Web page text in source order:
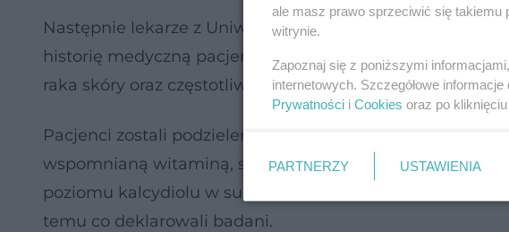
Następnie lekarze z Uniwersytetu Wschodniej Finlandii
historię medyczną pacjentów oraz zbadali ich skórę.
raka skóry oraz częstotliwości suplementowania
Pacjenci zostali podzieleni w tym względzie na trzy
wspomnianą witaminą, stosujących sporadycznie oraz
poziomu kalcydiolu w surowicy. Wyniki potwierdziły, że
temu co deklarowali badani.
ale masz prawo sprzeciwić się takiemu
witrynie.
Zapoznaj się z poniższymi
internetowych. Szczegółowe
Prywatności i Cookies oraz po kliknięciu
PARTNERZY USTAWIENIA